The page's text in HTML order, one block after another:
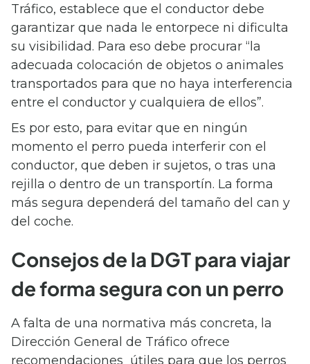
Tráfico, establece que el conductor debe
garantizar que nada le entorpece ni dificulta
su visibilidad. Para eso debe procurar “la
adecuada colocación de objetos o animales
transportados para que no haya interferencia
entre el conductor y cualquiera de ellos”.
Es por esto, para evitar que en ningún
momento el perro pueda interferir con el
conductor, que deben ir sujetos, o tras una
rejilla o dentro de un transportín. La forma
más segura dependerá del tamaño del can y
del coche.
Consejos de la DGT para viajar
de forma segura con un perro
A falta de una normativa más concreta, la
Dirección General de Tráfico ofrece
recomendaciones útiles para que los perros